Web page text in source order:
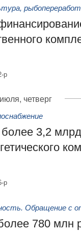
р
четверг
3,2
р
Обращение с
780 млн